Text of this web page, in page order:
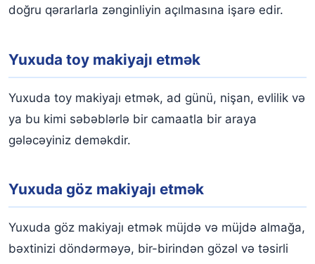
doğru qərarlarla zənginliyin açılmasına işarə edir.
Yuxuda toy makiyajı etmək
Yuxuda toy makiyajı etmək, ad günü, nişan, evlilik və
ya bu kimi səbəblərlə bir camaatla bir araya
gələcəyiniz deməkdir.
Yuxuda göz makiyajı etmək
Yuxuda göz makiyajı etmək müjdə və müjdə almağa,
bəxtinizi döndərməyə, bir-birindən gözəl və təsirli